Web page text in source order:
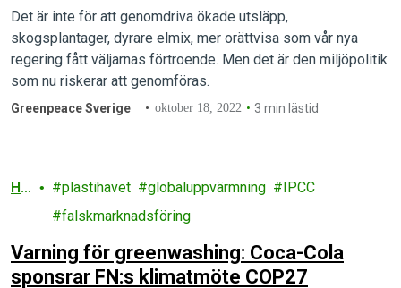
Det är inte för att genomdriva ökade utsläpp,
skogsplantager, dyrare elmix, mer orättvisa som vår nya
regering fått väljarnas förtroende. Men det är den miljöpolitik
som nu riskerar att genomföras.
Greenpeace Sverige oktober 18, 2022 3 min lästid
Ha
plastihavet globaluppvärmning
IPCC
falskmarknadsföring
Varning för greenwashing: Coca-Cola
sponsrar FN:s klimatmöte COP27